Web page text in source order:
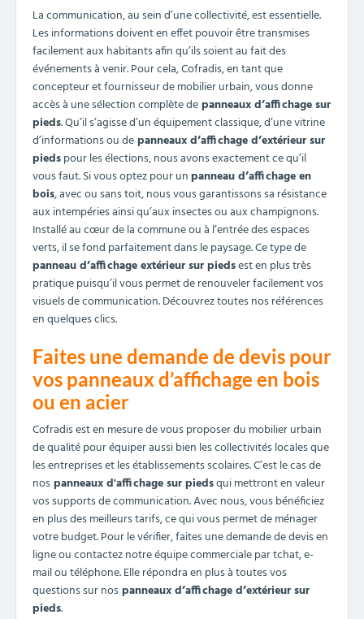
La communication, au sein d’une collectivité, est essentielle.
Les informations doivent en effet pouvoir être transmises
facilement aux habitants afin qu’ils soient au fait des
événements à venir. Pour cela, Cofradis, en tant que
concepteur et fournisseur de mobilier urbain, vous donne
accès à une sélection complète depanneaux d’affichage sur
pieds. Qu’il s’agisse d’un équipement classique, d’une vitrine
d’informations ou depanneaux d’affichage d’extérieur sur
piedspour les élections, nous avons exactement ce qu’il
vous faut. Si vous optez pour unpanneau d’affichage en
bois, avec ou sans toit, nous vous garantissons sa résistance
aux intempéries ainsi qu’aux insectes ou aux champignons.
Installé au cœur de la commune ou à l’entrée des espaces
verts, il se fond parfaitement dans le paysage. Ce type de
panneau d’affichage extérieur sur piedsest en plus très
pratique puisqu’il vous permet de renouveler facilement vos
visuels de communication. Découvrez toutes nos références
en quelques clics.
Faites une demande de devis pour
vos panneaux d’affichage en bois
ou en acier
Cofradis est en mesure de vous proposer du mobilier urbain
de qualité pour équiper aussi bien les collectivités locales que
les entreprises et les établissements scolaires. C’est le cas de
nospanneaux d'affichage sur piedsqui mettront en valeur
vos supports de communication. Avec nous, vous bénéficiez
en plus des meilleurs tarifs, ce qui vous permet de ménager
votre budget. Pour le vérifier, faites une demande de devis en
ligne ou contactez notre équipe commerciale par tchat, e-
mail ou téléphone. Elle répondra en plus à toutes vos
questions sur nospanneaux d’affichage d’extérieur sur
pieds.